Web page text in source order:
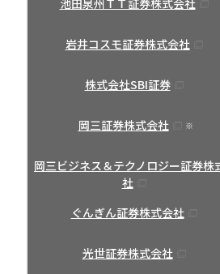
池田泉州ＴＴ証券株式会社
岩井コスモ証券株式会社
株式会社SBI証券
岡三証券株式会社
※
岡三ビジネス＆テクノロジー証券株
社
ぐんぎん証券株式会社
光世証券株式会社